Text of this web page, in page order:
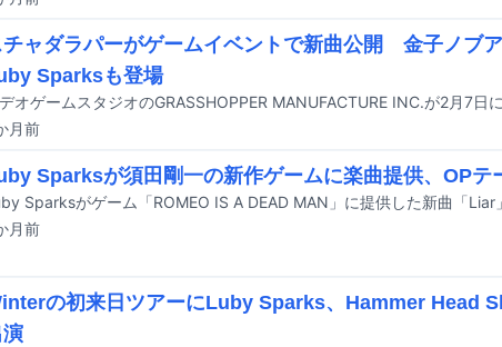
チャダラパーがゲームイベントで新曲公開 金子ノブ
Sparksも登場
月前
Sparksが須田剛一の新作ゲームに楽曲提供、OPテ
月前
の初来日ツアーにLuby Sparks、Hammer Head
演